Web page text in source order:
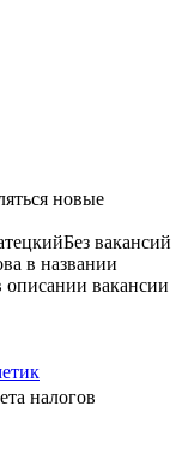
новые
Без вакансий
в названии
вакансии
налогов